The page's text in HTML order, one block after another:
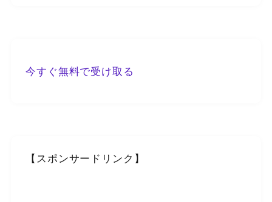
今すぐ無料で受け取る
【スポンサードリンク】